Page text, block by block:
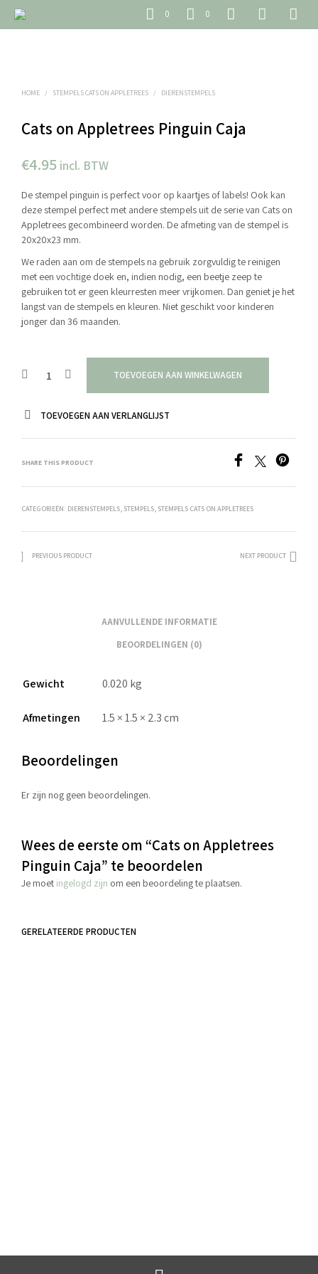
0 0
HOME / STEMPELS CATS ON APPLETREES / DIERENSTEMPELS
Cats on Appletrees Pinguin Caja
€4.95 incl. BTW
De stempel pinguin is perfect voor op kaartjes of labels! Ook kan
deze stempel perfect met andere stempels uit de serie van Cats on
Appletrees gecombineerd worden. De afmeting van de stempel is
20x20x23 mm.
We raden aan om de stempels na gebruik zorgvuldig te reinigen
met een vochtige doek en, indien nodig, een beetje zeep te
gebruiken tot er geen kleurresten meer vrijkomen. Dan geniet je het
langst van de stempels en kleuren. Niet geschikt voor kinderen
jonger dan 36 maanden.
TOEVOEGEN AAN WINKELWAGEN
TOEVOEGEN AAN VERLANGLIJST
SHARE THIS PRODUCT
CATEGORIEËN: DIERENSTEMPELS, STEMPELS, STEMPELS CATS ON APPLETREES
PREVIOUS PRODUCT NEXT PRODUCT
AANVULLENDE INFORMATIE
BEOORDELINGEN (0)
Gewicht 0.020 kg
Afmetingen 1.5 × 1.5 × 2.3 cm
Beoordelingen
Er zijn nog geen beoordelingen.
Wees de eerste om “Cats on Appletrees
Pinguin Caja” te beoordelen
Je moet ingelogd zijn om een beoordeling te plaatsen.
GERELATEERDE PRODUCTEN